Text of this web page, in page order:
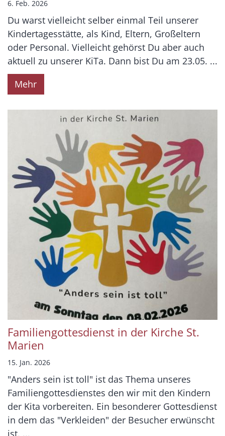
6. Feb. 2026
Du warst vielleicht selber einmal Teil unserer
Kindertagesstätte, als Kind, Eltern, Großeltern
oder Personal. Vielleicht gehörst Du aber auch
aktuell zu unserer KiTa. Dann bist Du am 23.05. ...
Mehr
Familiengottesdienst in der Kirche St.
Marien
15. Jan. 2026
"Anders sein ist toll" ist das Thema unseres
Familiengottesdienstes den wir mit den Kindern
der Kita vorbereiten. Ein besonderer Gottesdienst
in dem das "Verkleiden" der Besucher erwünscht
ist. ...